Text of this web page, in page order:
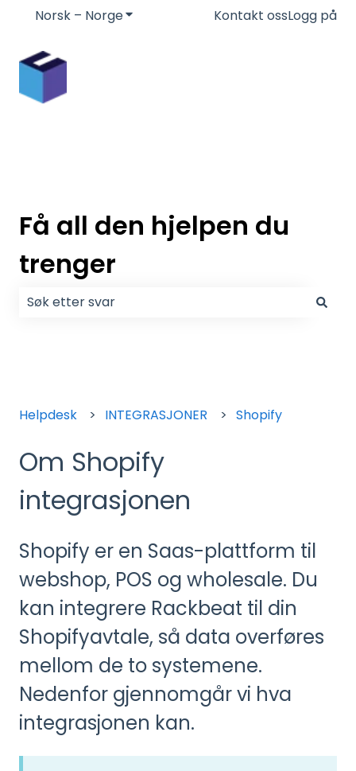
Norsk – NorgeVis undermeny for oversettelser
Kontakt ossLogg på
Få all den hjelpen du
trenger
Helpdesk INTEGRASJONER Shopify
Om Shopify
integrasjonen
Shopify er en Saas-plattform til
webshop, POS og wholesale. Du
kan integrere Rackbeat til din
Shopifyavtale, så data overføres
mellom de to systemene.
Nedenfor gjennomgår vi hva
integrasjonen kan.